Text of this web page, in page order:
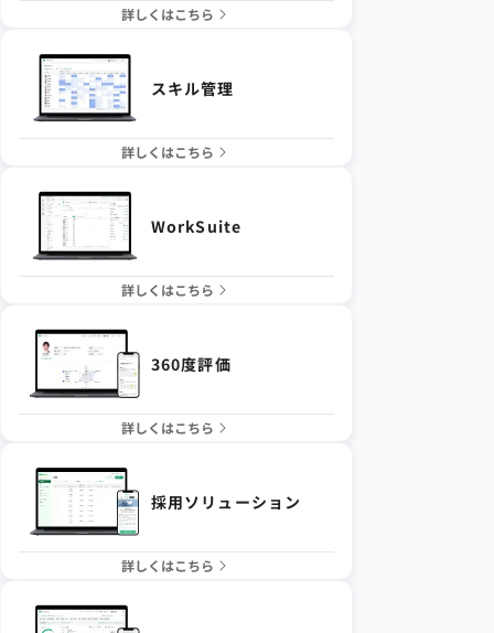
詳しくはこちら
スキル管理
詳しくはこちら
WorkSuite
詳しくはこちら
360度評価
詳しくはこちら
採用ソリューション
詳しくはこちら